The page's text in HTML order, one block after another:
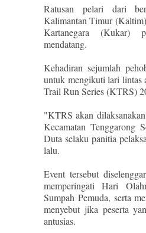
Ratusan pelari dari
Kalimantan Timur
Kartanegara (Kukar)
mendatang.
Kehadiran sejumlah
untuk mengikuti lari lintas
Trail Run Series (KTRS)
"KTRS akan
Kecamatan Tenggarong
Duta selaku panitia
lalu.
Event tersebut
memperingati Hari
Sumpah Pemuda, serta
menyebut jika peserta
antusias.